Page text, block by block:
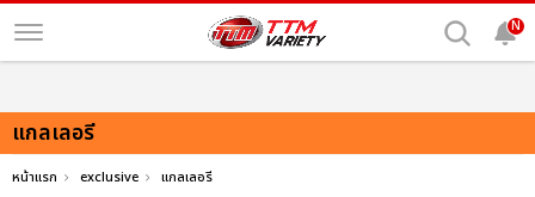
N
แกลเลอรี
หน้าแรก exclusive แกลเลอรี